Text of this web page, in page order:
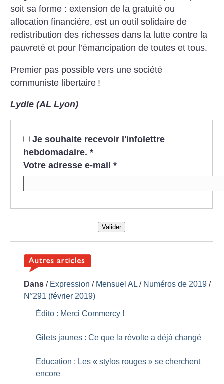
soit sa forme : extension de la gratuité ou
allocation financière, est un outil solidaire de
redistribution des richesses dans la lutte contre la
pauvreté et pour l’émancipation de toutes et tous.
Premier pas possible vers une société
communiste libertaire !
Lydie (AL Lyon)
Je souhaite recevoir l'infolettre
hebdomadaire. *
Votre adresse e-mail *
Valider
Dans / Expression / Mensuel AL / Numéros de 2019 /
N°291 (février 2019)
Édito : Merci Commercy !
Gilets jaunes : Ce que la révolte a déjà changé
Education : Les « stylos rouges » se cherchent
encore